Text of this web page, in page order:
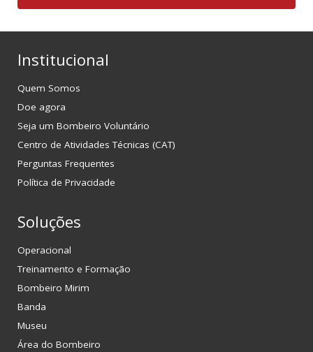
Institucional
Quem Somos
Doe agora
Seja um Bombeiro Voluntário
Centro de Atividades Técnicas (CAT)
Perguntas Frequentes
Política de Privacidade
Soluções
Operacional
Treinamento e Formação
Bombeiro Mirim
Banda
Museu
Área do Bombeiro